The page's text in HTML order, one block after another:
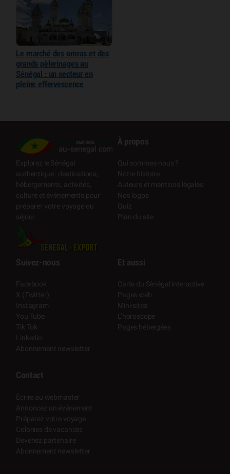
Le marché des omras et des
grands pèlerinages au
Sénégal : un secteur en
pleine effervescence
Explorez le Sénégal
authentique : destinations,
hébergements, activités,
culture et événements pour
préparer votre voyage ou
séjour.
À propos
Qui sommes-nous ?
Notre histoire
Auteurs et mentions légales
Nos logos
Quiz
Plan du site
Suivez-nous
Facebook
X (Twitter)
Instagram
You Tube
Tik Tok
Linkedin
Abonnement newsletter
Et aussi
Carte du Sénégal interactive
Pages web
Mini-sites
L’horoscope
Pages hébergées
Contact
Écrire au webmaster
Annoncez un événement
Préparez votre voyage
Colonies de vacances
Devenez partenaire
Abonnement newsletter